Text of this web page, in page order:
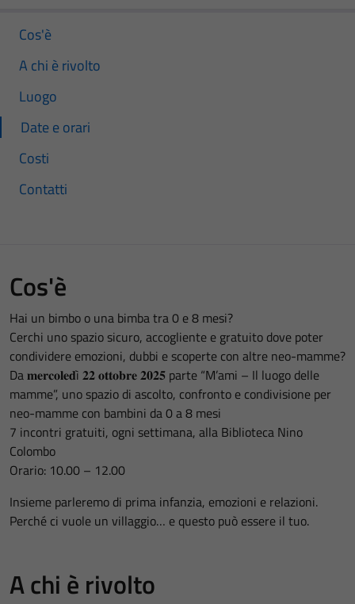
Cos'è
A chi è rivolto
Luogo
Date e orari
Costi
Contatti
Cos'è
Hai un bimbo o una bimba tra 0 e 8 mesi?
Cerchi uno spazio sicuro, accogliente e gratuito dove poter
condividere emozioni, dubbi e scoperte con altre neo-mamme?
Da 𝐦𝐞𝐫𝐜𝐨𝐥𝐞𝐝ì 𝟐𝟐 𝐨𝐭𝐭𝐨𝐛𝐫𝐞 𝟐𝟎𝟐𝟓 parte “M’ami – Il luogo delle
mamme”, uno spazio di ascolto, confronto e condivisione per
neo-mamme con bambini da 0 a 8 mesi
7 incontri gratuiti, ogni settimana, alla Biblioteca Nino
Colombo
Orario: 10.00 – 12.00
Insieme parleremo di prima infanzia, emozioni e relazioni.
Perché ci vuole un villaggio… e questo può essere il tuo.
A chi è rivolto